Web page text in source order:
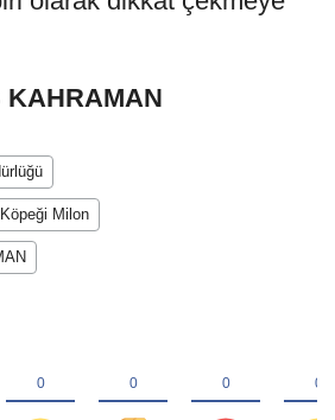
KAHRAMAN
Milon